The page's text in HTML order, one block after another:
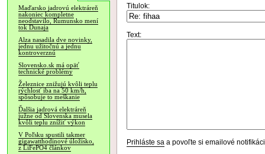
Maďarsko jadrovú elektráreň
nakoniec kompletne
neodstavilo, Rumunsko mení
tok Dunaja
Alza nasadila dve novinky,
jednu užitočnú a jednu
kontroverznú
Slovensko.sk má opäť
technické problémy
Železnice znižujú kvôli teplu
rýchlosť iba na 50 km/h,
spôsobuje to meškanie
Ďalšia jadrová elektráreň
južne od Slovenska musela
kvôli teplu znížiť výkon
V Poľsku spustili takmer
gigawatthodinové úložisko,
z LiFePO4 článkov
Titulok:
Text:
Prihláste sa a povoľte si emailové